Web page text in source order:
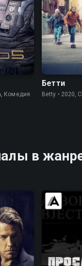
Комедия
7.1 7.1
Бетти
Betty • 2020,
в